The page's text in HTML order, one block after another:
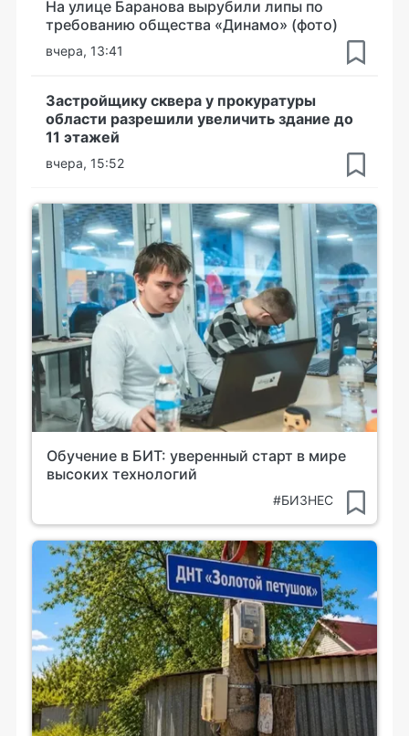
На улице Баранова вырубили липы по
требованию общества «Динамо» (фото)
вчера, 13:41
Застройщику сквера у прокуратуры
области разрешили увеличить здание до
11 этажей
вчера, 15:52
Обучение в БИТ: уверенный старт в мире
высоких технологий
#БИЗНЕС